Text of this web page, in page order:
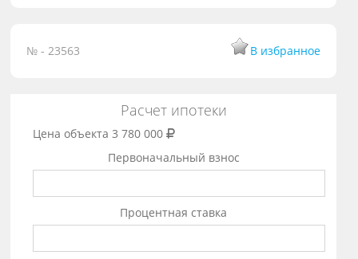
№ - 23563 В избранное
Расчет ипотеки
Цена объекта 3 780 000
Первоначальный взнос
Процентная ставка